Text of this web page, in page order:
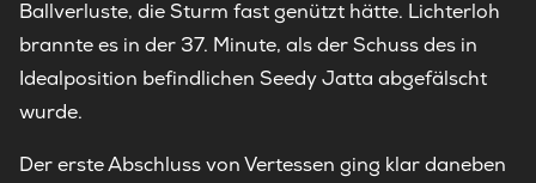
Ballverluste, die Sturm fast genützt hätte. Lichterloh
brannte es in der 37. Minute, als der Schuss des in
Idealposition befindlichen Seedy Jatta abgefälscht
wurde.
Der erste Abschluss von Vertessen ging klar daneben